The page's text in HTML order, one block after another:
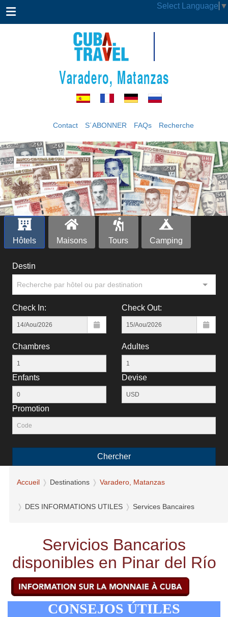
Select Language ▼
Varadero, Matanzas
Contact S´ABONNER FAQs Recherche
‹ ›
Hôtels Maisons Tours Camping
Destin
Recherche par hôtel ou par destination
Check In: Check Out:
Chambres Adultes
Enfants Devise
Рromotion
Chercher
Accueil Destinations Varadero, Matanzas
DES INFORMATIONS UTILES Services Bancaires
Servicios Bancarios
disponibles en Pinar del Río
CONSEJOS ÚTILES